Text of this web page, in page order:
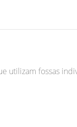
utilizam fossas